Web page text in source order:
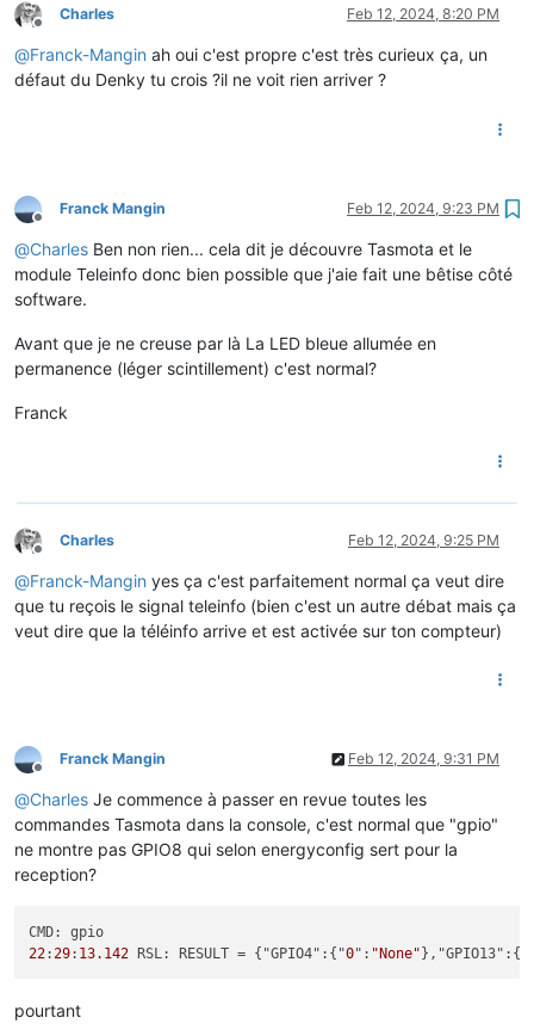
Offline
Charles Feb 12, 2024, 8:20 PM
@Franck-Mangin ah oui c'est propre c'est très curieux ça, un
défaut du Denky tu crois ?il ne voit rien arriver ?
Offline
Franck Mangin Feb 12, 2024, 9:23 PM
@Charles Ben non rien... cela dit je découvre Tasmota et le
module Teleinfo donc bien possible que j'aie fait une bêtise côté
software.
Avant que je ne creuse par là La LED bleue allumée en
permanence (léger scintillement) c'est normal?
Franck
Offline
Charles Feb 12, 2024, 9:25 PM
@Franck-Mangin yes ça c'est parfaitement normal ça veut dire
que tu reçois le signal teleinfo (bien c'est un autre débat mais ça
veut dire que la téléinfo arrive et est activée sur ton compteur)
Offline
Franck Mangin Feb 12, 2024, 9:31 PM
@Charles Je commence à passer en revue toutes les
commandes Tasmota dans la console, c'est normal que "gpio"
ne montre pas GPIO8 qui selon energyconfig sert pour la
reception?
22: 29: 13.142 RSL: RESULT = {"GPIO4":{"0": "None"},"GPIO13":{"
pourtant